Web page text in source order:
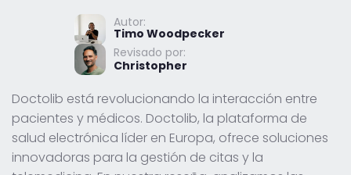
Autor:
Timo Woodpecker
Revisado por:
Christopher
Doctolib está revolucionando la interacción entre
pacientes y médicos. Doctolib, la plataforma de
salud electrónica líder en Europa, ofrece soluciones
innovadoras para la gestión de citas y la